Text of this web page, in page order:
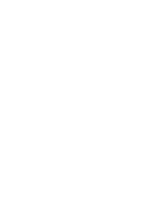
企业管理咨询；税务代理（不含
通吃猫纸包鱼招商_通吃猫纸包鱼
【重庆亿源财税公司注册代办会
重庆慢牛工商咨询有限公司-重庆
中国人寿保险股份有限公司重庆